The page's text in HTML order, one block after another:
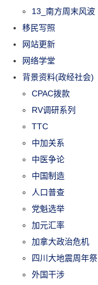
13_南方周末风波
移民写照
网站更新
网络学堂
背景资料(政经社会)
CPAC拨款
RV调研系列
TTC
中加关系
中医争论
中国制造
人口普查
党魁选举
加元汇率
加拿大政治危机
四川大地震周年祭
外国干涉